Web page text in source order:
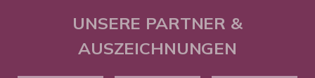
UNSERE PARTNER &
AUSZEICHNUNGEN